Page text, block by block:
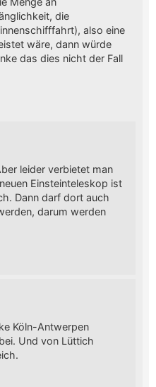
die
also eine
wäre, dann würde
das dies nicht der Fall
leider verbietet man
Einsteinteleskop ist
Dann darf dort auch
darum werden
Köln-Antwerpen
Und von Lüttich